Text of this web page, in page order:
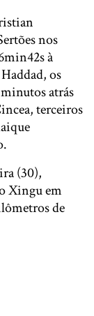
nos
à
os
atrás
terceiros
(30),
Xingu em
de